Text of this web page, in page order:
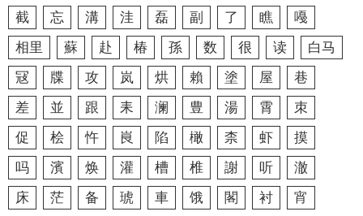
截 忘 溝 洼 磊 副 了 瞧
嘠
相里
蘇 赴 椿 孫 数 很 读
白马
冦
牒 攻 岚 烘 賴 塗 屋
巷
差
並 跟 耒 澜 豊 湯 霄
朿
促
桧 忤 峎 陷 橄 柰 虾
摸
吗
濱 焕 灌 槽 椎 謝 听
澈
床
茫 备 琥 車 饿 閣 衬
宵